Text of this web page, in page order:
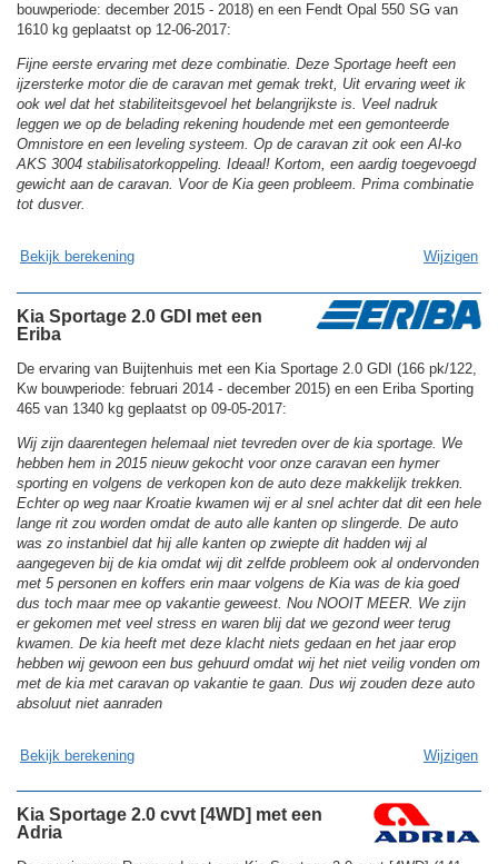
bouwperiode: december 2015 - 2018) en een Fendt Opal 550 SG van
1610 kg geplaatst op 12-06-2017:
Fijne eerste ervaring met deze combinatie. Deze Sportage heeft een
ijzersterke motor die de caravan met gemak trekt, Uit ervaring weet ik
ook wel dat het stabiliteitsgevoel het belangrijkste is. Veel nadruk
leggen we op de belading rekening houdende met een gemonteerde
Omnistore en een leveling systeem. Op de caravan zit ook een Al-ko
AKS 3004 stabilisatorkoppeling. Ideaal! Kortom, een aardig toegevoegd
gewicht aan de caravan. Voor de Kia geen probleem. Prima combinatie
tot dusver.
Bekijk berekening Wijzigen
Kia Sportage 2.0 GDI met een
Eriba
De ervaring van Buijtenhuis met een Kia Sportage 2.0 GDI (166 pk/122,
Kw bouwperiode: februari 2014 - december 2015) en een Eriba Sporting
465 van 1340 kg geplaatst op 09-05-2017:
Wij zijn daarentegen helemaal niet tevreden over de kia sportage. We
hebben hem in 2015 nieuw gekocht voor onze caravan een hymer
sporting en volgens de verkopen kon de auto deze makkelijk trekken.
Echter op weg naar Kroatie kwamen wij er al snel achter dat dit een hele
lange rit zou worden omdat de auto alle kanten op slingerde. De auto
was zo instanbiel dat hij alle kanten op zwiepte dit hadden wij al
aangegeven bij de kia omdat wij dit zelfde probleem ook al ondervonden
met 5 personen en koffers erin maar volgens de Kia was de kia goed
dus toch maar mee op vakantie geweest. Nou NOOIT MEER. We zijn
er gekomen met veel stress en waren blij dat we gezond weer terug
kwamen. De kia heeft met deze klacht niets gedaan en het jaar erop
hebben wij gewoon een bus gehuurd omdat wij het niet veilig vonden om
met de kia met caravan op vakantie te gaan. Dus wij zouden deze auto
absoluut niet aanraden
Bekijk berekening Wijzigen
Kia Sportage 2.0 cvvt [4WD] met een
Adria